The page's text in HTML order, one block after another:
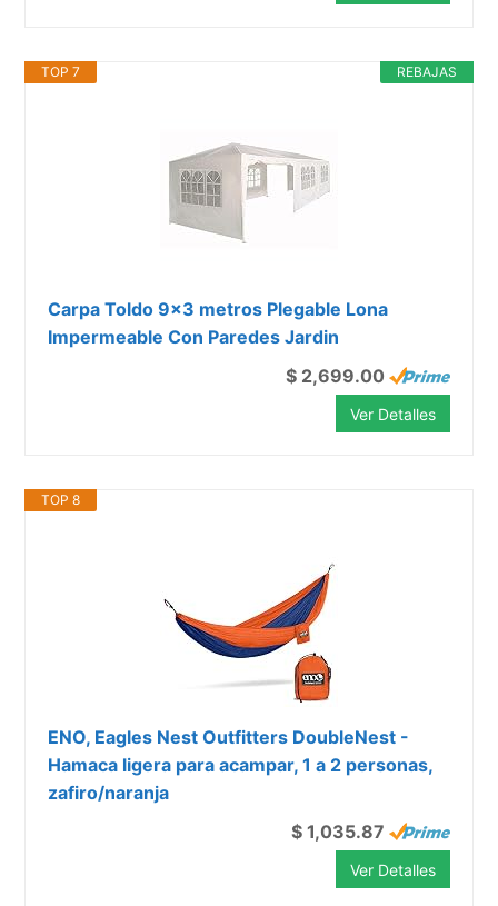
REBAJAS
TOP 7
Carpa Toldo 9x3 metros Plegable Lona
Impermeable Con Paredes Jardin
$ 2,699.00
Ver Detalles
TOP 8
ENO, Eagles Nest Outfitters DoubleNest -
Hamaca ligera para acampar, 1 a 2 personas,
zafiro/naranja
$ 1,035.87
Ver Detalles